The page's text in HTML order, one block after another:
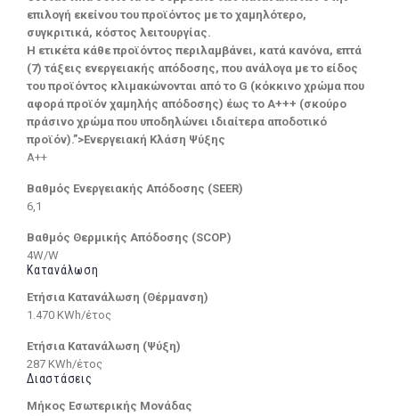
επιλογή εκείνου του προϊόντος με το χαμηλότερο,
συγκριτικά, κόστος λειτουργίας.
Η ετικέτα κάθε προϊόντος περιλαμβάνει, κατά κανόνα, επτά
(7) τάξεις ενεργειακής απόδοσης, που ανάλογα με το είδος
του προϊόντος κλιμακώνονται από το G (κόκκινο χρώμα που
αφορά προϊόν χαμηλής απόδοσης) έως το Α+++ (σκούρο
πράσινο χρώμα που υποδηλώνει ιδιαίτερα αποδοτικό
προϊόν).”>Ενεργειακή Κλάση Ψύξης
A++
Βαθμός Ενεργειακής Απόδοσης (SEER)
6,1
Βαθμός Θερμικής Απόδοσης (SCOP)
4W/W
Κατανάλωση
Ετήσια Κατανάλωση (Θέρμανση)
1.470 KWh/έτος
Ετήσια Κατανάλωση (Ψύξη)
287 KWh/έτος
Διαστάσεις
Μήκος Εσωτερικής Μονάδας